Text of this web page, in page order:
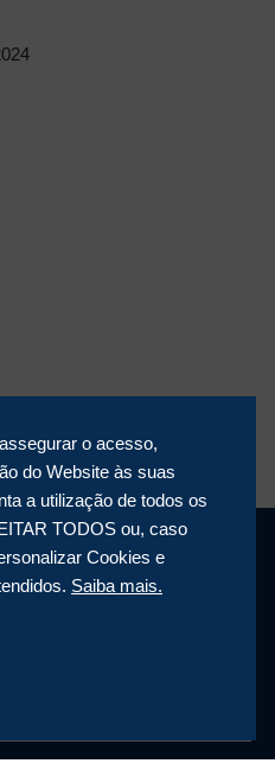
o acesso,
do Website às suas
a utilização de todos os
TODOS ou, caso
Cookies e
Saiba mais.